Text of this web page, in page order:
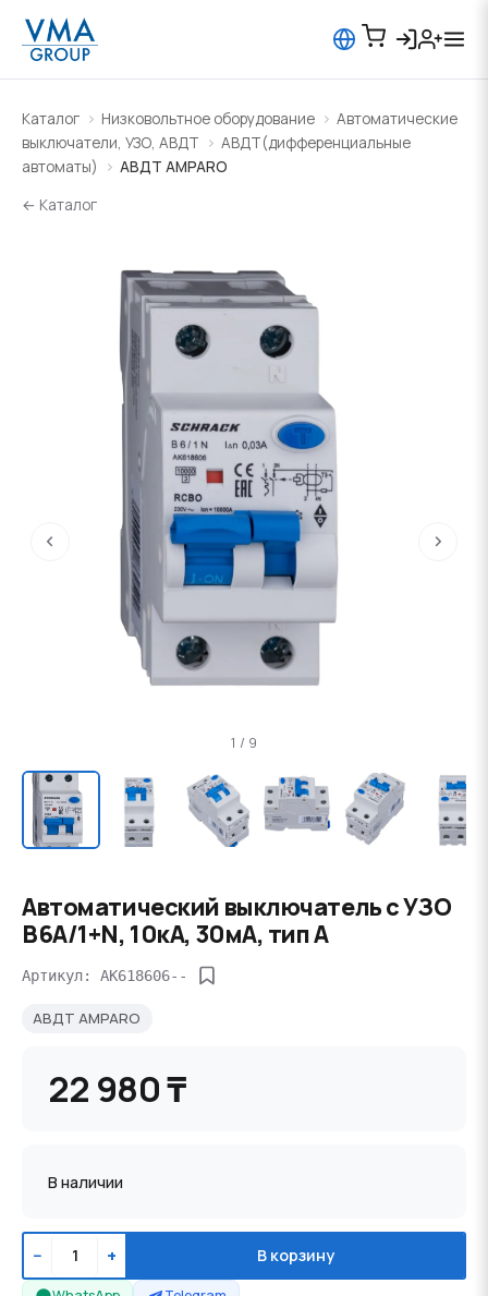
Каталог Низковольтное оборудование
Автоматические
выключатели, УЗО, АВДТ
АВДТ(дифференциальные
автоматы)
АВДТ AMPARO
← Каталог
‹ ›
1 / 9
Автоматический выключатель с УЗО
B6А/1+N, 10кА, 30мА, тип А
Артикул: AK618606--
АВДТ AMPARO
22 980 ₸
В наличии
− + В корзину